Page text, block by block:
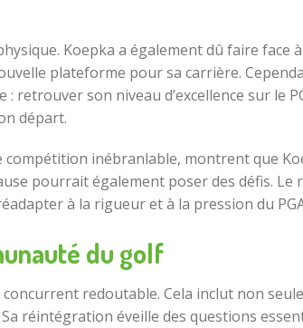
Koepka a également dû faire face
plateforme pour sa carrière.
retrouver son niveau d’excellence sur le
départ.
inébranlable, montrent que
pourrait également poser des défis. Le
à la rigueur et à la pression du
du golf
redoutable. Cela inclut non
réintégration éveille des questions